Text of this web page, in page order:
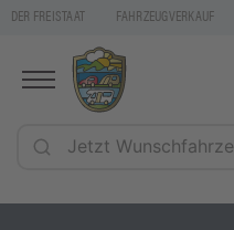
DER FREISTAAT FAHRZEUGVERKAUF